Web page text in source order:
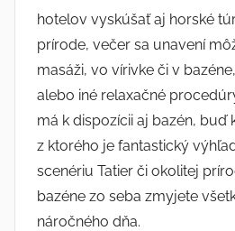
hotelov vyskúšať aj horské
prírode, večer sa unavení
masáži, vo vírivke či v
alebo iné relaxačné
má k dispozícii aj bazén, buď
z ktorého je fantastický
scenériu Tatier či okolitej
bazéne zo seba zmyjete
náročného dňa.